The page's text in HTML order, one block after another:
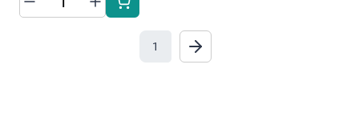
AKCEPTUJĘ WSZYSTKIE
Marki
1